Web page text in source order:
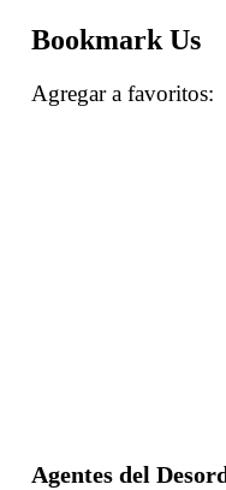
Bookmark Us
Agregar a
Agentes del